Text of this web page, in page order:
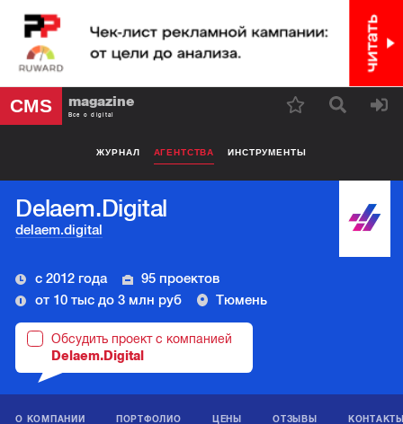
CMS magazine
Все о digital
ЖУРНАЛ АГЕНТСТВА ИНСТРУМЕНТЫ
Delaem.Digital
delaem.digital
с 2012 года
95 проектов
от 10 тыс до 3 млн руб
Тюмень
Обсудить проект с компанией
Delaem.Digital
О КОМПАНИИ ПОРТФОЛИО ЦЕНЫ ОТЗЫВЫ